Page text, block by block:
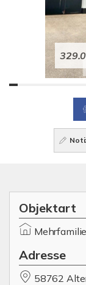
Objektart
Adresse
58762